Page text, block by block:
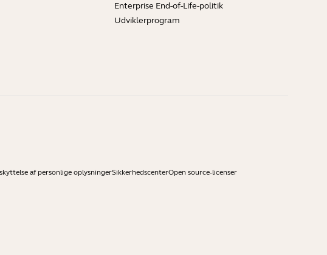
Enterprise End-of-Life-politik
Udviklerprogram
af personlige oplysningerSikkerhedscenterOpen source-licenser